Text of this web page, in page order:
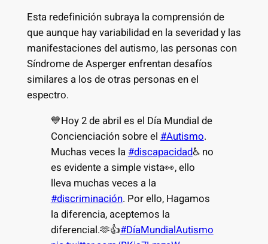
Esta redefinición subraya la comprensión de
que aunque hay variabilidad en la severidad y las
manifestaciones del autismo, las personas con
Síndrome de Asperger enfrentan desafíos
similares a los de otras personas en el
espectro.
💙Hoy 2 de abril es el Día Mundial de
Concienciación sobre el #Autismo.
Muchas veces la #discapacidad♿️ no
es evidente a simple vista👀, ello
lleva muchas veces a la
#discriminación. Por ello, Hagamos
la diferencia, aceptemos la
diferencial.🫶👍#DíaMundialAutismo